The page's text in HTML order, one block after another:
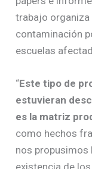
trabajo
contaminación
escuelas
“Este tipo de
estuvieran
es la matriz
como hechos
nos propusimos